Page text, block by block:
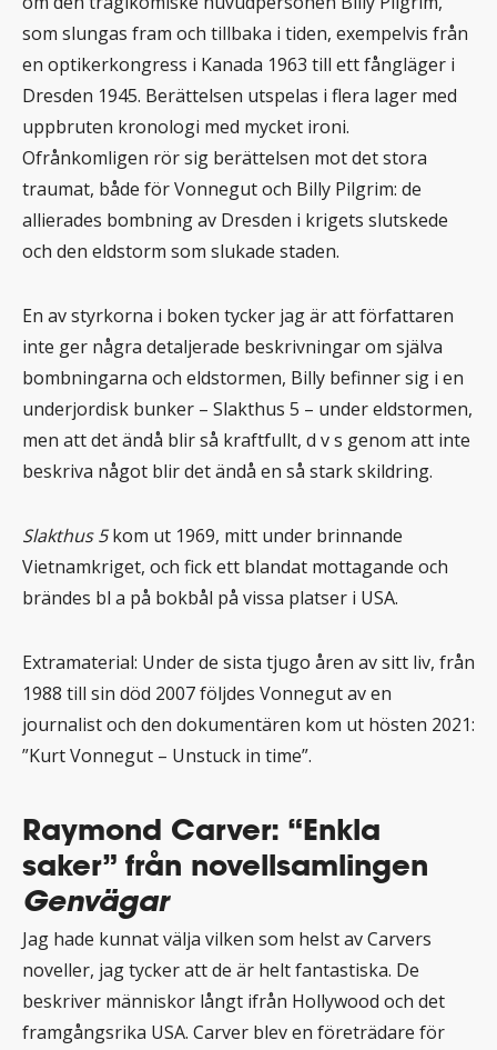
som slungas fram och tillbaka i tiden, exempelvis från
en optikerkongress i Kanada 1963 till ett fångläger i
Dresden 1945. Berättelsen utspelas i flera lager med
uppbruten kronologi med mycket ironi.
Ofrånkomligen rör sig berättelsen mot det stora
traumat, både för Vonnegut och Billy Pilgrim: de
allierades bombning av Dresden i krigets slutskede
och den eldstorm som slukade staden.
En av styrkorna i boken tycker jag är att författaren
inte ger några detaljerade beskrivningar om själva
bombningarna och eldstormen, Billy befinner sig i en
underjordisk bunker – Slakthus 5 – under eldstormen,
men att det ändå blir så kraftfullt, d v s genom att inte
beskriva något blir det ändå en så stark skildring.
Slakthus 5kom ut 1969, mitt under brinnande
Vietnamkriget, och fick ett blandat mottagande och
brändes bl a på bokbål på vissa platser i USA.
Extramaterial: Under de sista tjugo åren av sitt liv, från
1988 till sin död 2007 följdes Vonnegut av en
journalist och den dokumentären kom ut hösten 2021:
”Kurt Vonnegut – Unstuck in time”.
Raymond Carver: “Enkla
saker” från novellsamlingen
Genvägar
Jag hade kunnat välja vilken som helst av Carvers
noveller, jag tycker att de är helt fantastiska. De
beskriver människor långt ifrån Hollywood och det
framgångsrika USA. Carver blev en företrädare för